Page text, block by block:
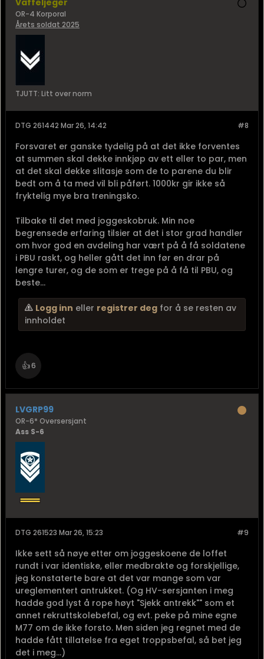
Vaffeljeger
OR-4 Korporal
Årets soldat 2025
TJUTT: Litt over norm
#8
DTG 261442 Mar 26, 14:42
Forsvaret er ganske tydelig på at det ikke forventes
at summen skal dekke innkjøp av ett eller to par, men
at det skal dekke slitasje som de to parene du blir
bedt om å ta med vil bli påført. 1000kr gir ikke så
fryktelig mye bra treningsko.
Tilbake til det med joggeskobruk. Min noe
begrensede erfaring tilsier at det i stor grad handler
om hvor god en avdeling har vært på å få soldatene
i PBU raskt, og heller gått det inn før en drar på
lengre turer, og de som er trege på å få til PBU, og
beste...
Logg inn eller registrer deg for å se resten av
innholdet
👍6
LVGRP99
OR-6* Oversersjant
Ass S-6
#9
DTG 261523 Mar 26, 15:23
Ikke sett så nøye etter om joggeskoene de loffet
rundt i var identiske, eller medbrakte og forskjellige,
jeg konstaterte bare at det var mange som var
ureglementert antrukket. (Og HV-sersjanten i meg
hadde god lyst å rope høyt "Sjekk antrekk"" som et
annet rekruttskolebefal, og evt. peke på mine egne
M77 om de ikke forsto. Men siden jeg regnet med de
hadde fått tillatelse fra eget troppsbefal, så bet jeg
det i meg...)